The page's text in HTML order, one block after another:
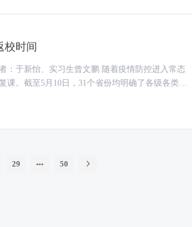
校时间
课。截至5月10日，31个省份均明确了各级各类学
29 50